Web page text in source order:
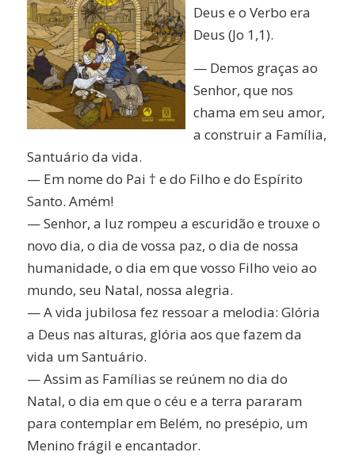
Deus e o Verbo era
Deus (Jo 1,1).
— Demos graças ao
Senhor, que nos
chama em seu amor,
a construir a Família,
Santuário da vida.
— Em nome do Pai † e do Filho e do Espírito
Santo. Amém!
— Senhor, a luz rompeu a escuridão e trouxe o
novo dia, o dia de vossa paz, o dia de nossa
humanidade, o dia em que vosso Filho veio ao
mundo, seu Natal, nossa alegria.
— A vida jubilosa fez ressoar a melodia: Glória
a Deus nas alturas, glória aos que fazem da
vida um Santuário.
— Assim as Famílias se reúnem no dia do
Natal, o dia em que o céu e a terra pararam
para contemplar em Belém, no presépio, um
Menino frágil e encantador.